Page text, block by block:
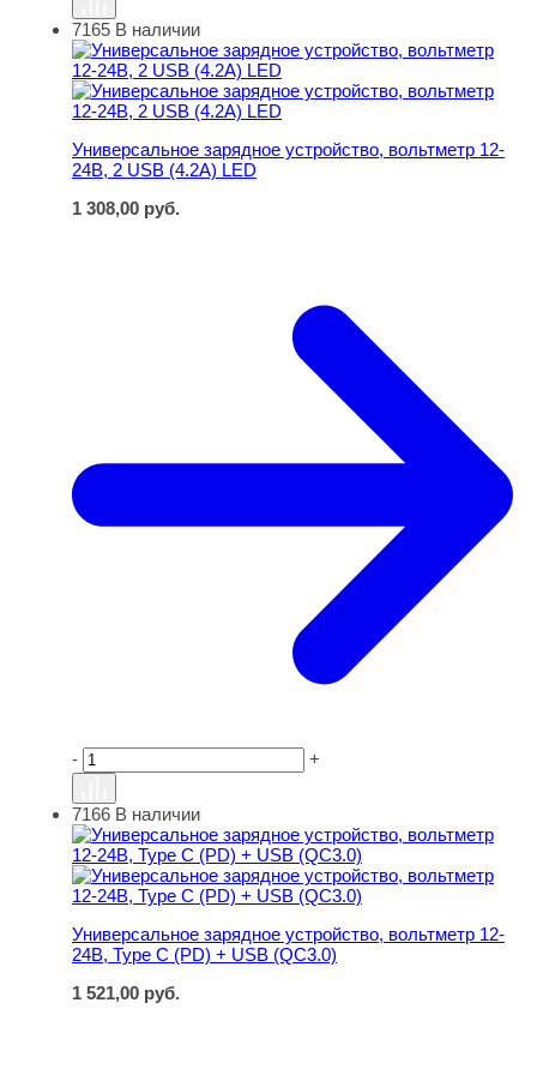
Универсальное зарядное устройство, вольтметр 12-
7165 В наличии
Универсальное зарядное устройство, вольтметр 12-
24В, 2 USB (4.2А) LED
1 308,00 руб.
- +
Универсальное зарядное устройство, вольтметр 12-
7166 В наличии
Универсальное зарядное устройство, вольтметр 12-
24В, Type C (PD) + USB (QC3.0)
1 521,00 руб.